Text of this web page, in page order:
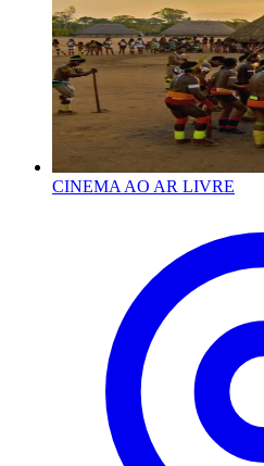
CINEMA AO AR LIVRE